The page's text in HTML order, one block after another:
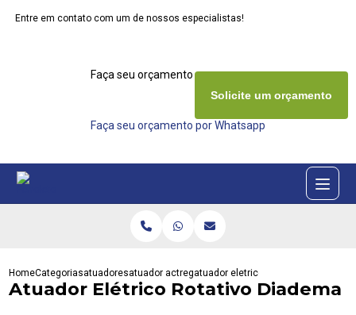
Entre em contato com um de nossos especialistas!
Faça seu orçamento agora mesmo
Faça seu orçamento por Whatsapp
Solicite um orçamento
HomeCategoriasatuadoresatuador actregatuador eletrico rotativo diadema
Atuador Elétrico Rotativo Diadema